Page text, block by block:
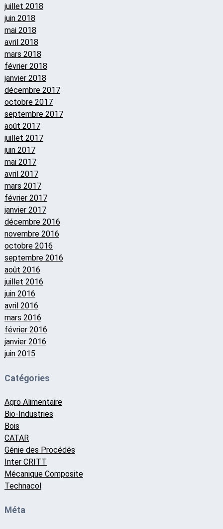
juillet 2018
juin 2018
mai 2018
avril 2018
mars 2018
février 2018
janvier 2018
décembre 2017
octobre 2017
septembre 2017
août 2017
juillet 2017
juin 2017
mai 2017
avril 2017
mars 2017
février 2017
janvier 2017
décembre 2016
novembre 2016
octobre 2016
septembre 2016
août 2016
juillet 2016
juin 2016
avril 2016
mars 2016
février 2016
janvier 2016
juin 2015
Catégories
Agro Alimentaire
Bio-Industries
Bois
CATAR
Génie des Procédés
Inter CRITT
Mécanique Composite
Technacol
Méta